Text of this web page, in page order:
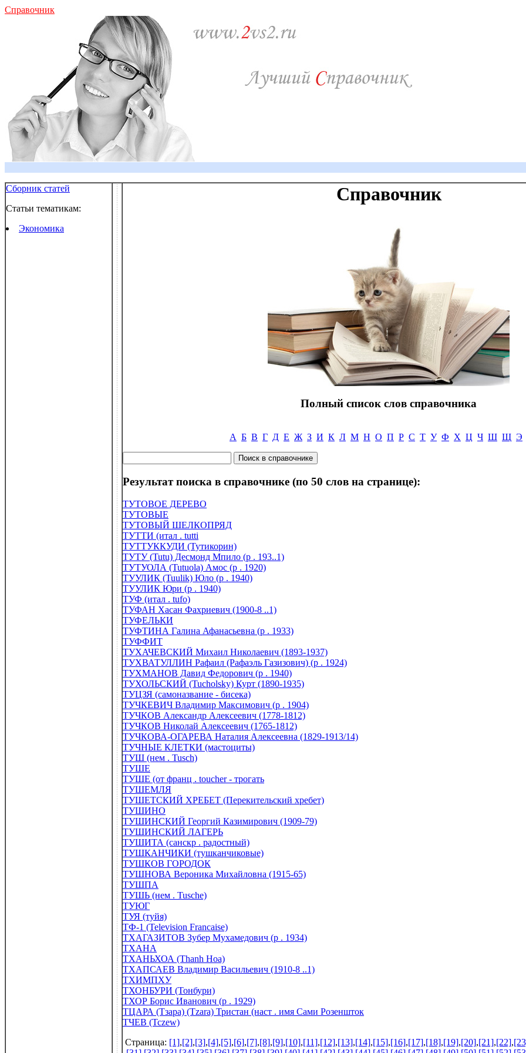
Справочник
Сборник статей
Статьи тематикам:
Экономика
Справочник
Полный список слов справочника
А Б В Г Д Е Ж З И К Л М Н О П Р С Т У Ф Х Ц Ч Ш Щ Э
Результат поиска в справочнике (по 50 слов на странице):
ТУТОВОЕ ДЕРЕВО
ТУТОВЫЕ
ТУТОВЫЙ ШЕЛКОПРЯД
ТУТТИ (итал . tutti
ТУТТУККУДИ (Тутикорин)
ТУТУ (Tutu) Десмонд Мпило (р . 193..1)
ТУТУОЛА (Tutuola) Амос (р . 1920)
ТУУЛИК (Tuulik) Юло (р . 1940)
ТУУЛИК Юри (р . 1940)
ТУФ (итал . tufo)
ТУФАН Хасан Фахриевич (1900-8 ..1)
ТУФЕЛЬКИ
ТУФТИНА Галина Афанасьевна (р . 1933)
ТУФФИТ
ТУХАЧЕВСКИЙ Михаил Николаевич (1893-1937)
ТУХВАТУЛЛИН Рафаил (Рафаэль Газизович) (р . 1924)
ТУХМАНОВ Давид Федорович (р . 1940)
ТУХОЛЬСКИЙ (Tucholsky) Курт (1890-1935)
ТУЦЗЯ (самоназвание - бисека)
ТУЧКЕВИЧ Владимир Максимович (р . 1904)
ТУЧКОВ Александр Алексеевич (1778-1812)
ТУЧКОВ Николай Алексеевич (1765-1812)
ТУЧКОВА-ОГАРЕВА Наталия Алексеевна (1829-1913/14)
ТУЧНЫЕ КЛЕТКИ (мастоциты)
ТУШ (нем . Tusch)
ТУШЕ
ТУШЕ (от франц . toucher - трогать
ТУШЕМЛЯ
ТУШЕТСКИЙ ХРЕБЕТ (Перекительский хребет)
ТУШИНО
ТУШИНСКИЙ Георгий Казимирович (1909-79)
ТУШИНСКИЙ ЛАГЕРЬ
ТУШИТА (санскр . радостный)
ТУШКАНЧИКИ (тушканчиковые)
ТУШКОВ ГОРОДОК
ТУШНОВА Вероника Михайловна (1915-65)
ТУШПА
ТУШЬ (нем . Tusche)
ТУЮГ
ТУЯ (туйя)
ТФ-1 (Television Francaise)
ТХАГАЗИТОВ Зубер Мухамедович (р . 1934)
ТХАНА
ТХАНЬХОА (Thanh Hoa)
ТХАПСАЕВ Владимир Васильевич (1910-8 ..1)
ТХИМПХУ
ТХОНБУРИ (Тонбури)
ТХОР Борис Иванович (р . 1929)
ТЦАРА (Тзара) (Tzara) Тристан (наст . имя Сами Розеншток
ТЧЕВ (Tczew)
Страница: [1],[2],[3],[4],[5],[6],[7],[8],[9],[10],[11],[12],[13],[14],[15],[16],[17],[18],[19],[20],[21],[22],